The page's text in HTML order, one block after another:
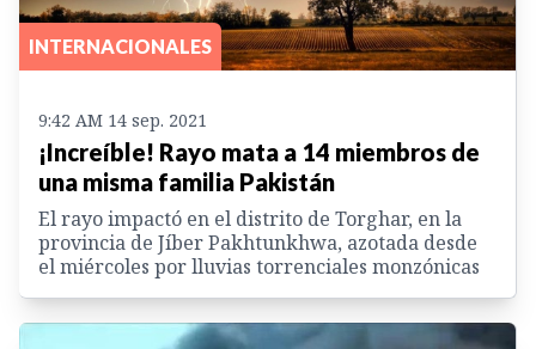
INTERNACIONALES
9:42 AM 14 sep. 2021
¡Increíble! Rayo mata a 14 miembros de
una misma familia Pakistán
El rayo impactó en el distrito de Torghar, en la
provincia de Jíber Pakhtunkhwa, azotada desde
el miércoles por lluvias torrenciales monzónicas